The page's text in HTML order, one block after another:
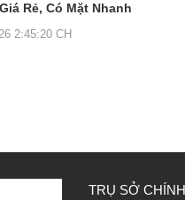
Rẻ, Có Mặt Nhanh
2:45:20 CH
TRỤ SỞ CHÍNH